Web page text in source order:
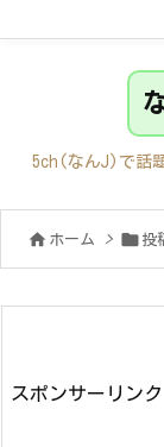
5ch(なんJ)で話
 ホーム >  投
スポンサーリンク